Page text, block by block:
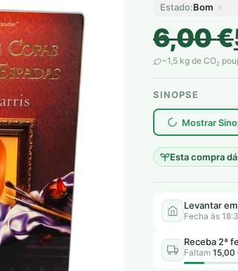
Estado:Bom
6,00€
O
preço
era:
6,00
O
preço
atual
é:
5,00
~1,5 kg de CO2
SINOPSE
Mostrar
Esta compra
plantar árvores
Levantar
Fecha às
Receba 2ª
Faltam 15,00